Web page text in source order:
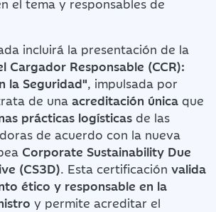
incluirá la presentación de la
Cargador Responsable (CCR):
la Seguridad", impulsada por
de una acreditación única que
prácticas logísticas de las
de acuerdo con la nueva
Corporate Sustainability Due
(CS3D). Esta certificación valida
ético y responsable en la
y permite acreditar el